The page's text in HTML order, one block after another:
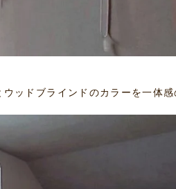
ッドブラインドのカラーを一体